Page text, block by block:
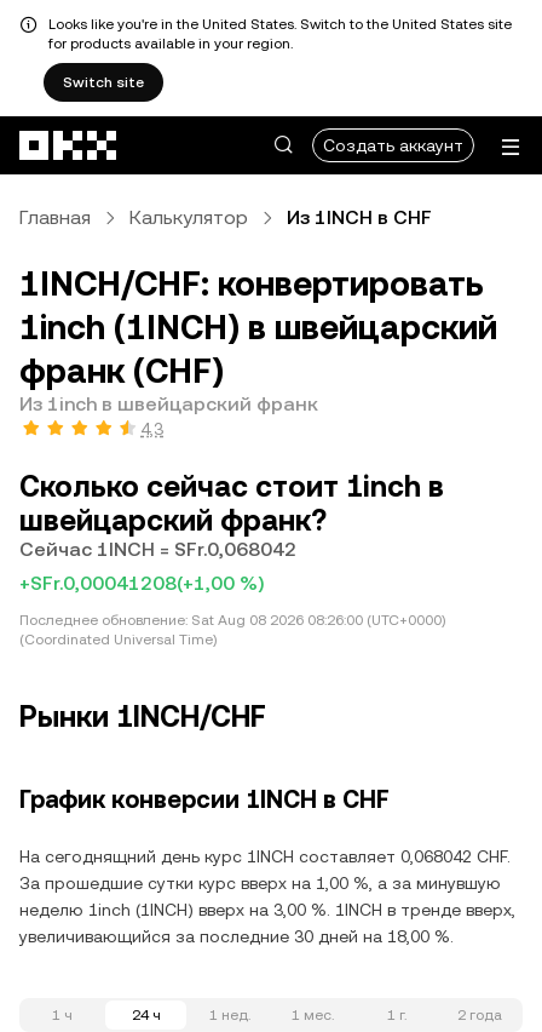
Looks like you're in the United States. Switch to the United States site
for products available in your region.
Switch site
Создать аккаунт
Главная Калькулятор Из 1INCH в CHF
1INCH/CHF: конвертировать
1inch (1INCH) в швейцарский
франк (CHF)
Из 1inch в швейцарский франк
4,3
Сколько сейчас стоит 1inch в
швейцарский франк?
Сейчас 1INCH = SFr.0,068042
+SFr.0,00041208(+1,00 %)
Последнее обновление: Sat Aug 08 2026 08:26:00 (UTC+0000)
(Coordinated Universal Time)
Рынки 1INCH/CHF
График конверсии 1INCH в CHF
На сегоднящний день курс 1INCH составляет 0,068042 CHF.
За прошедшие сутки курс вверх на 1,00 %, а за минувшую
неделю 1inch (1INCH) вверх на 3,00 %. 1INCH в тренде вверх,
увеличивающийся за последние 30 дней на 18,00 %.
1 ч 24 ч 1 нед. 1 мес. 1 г. 2 года